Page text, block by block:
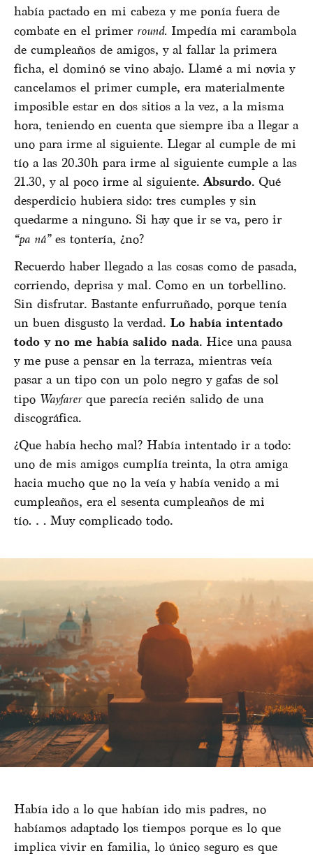
había pactado en mi cabeza y me ponía fuera de
combate en el primer round. Impedía mi carambola
de cumpleaños de amigos, y al fallar la primera
ficha, el dominó se vino abajo. Llamé a mi novia y
cancelamos el primer cumple, era materialmente
imposible estar en dos sitios a la vez, a la misma
hora, teniendo en cuenta que siempre iba a llegar a
uno para irme al siguiente. Llegar al cumple de mi
tío a las 20.30h para irme al siguiente cumple a las
21.30, y al poco irme al siguiente.Absurdo. Qué
desperdicio hubiera sido: tres cumples y sin
quedarme a ninguno. Si hay que ir se va, pero ir
“pa ná”es tontería, ¿no?
Recuerdo haber llegado a las cosas como de pasada,
corriendo, deprisa y mal. Como en un torbellino.
Sin disfrutar. Bastante enfurruñado, porque tenía
un buen disgusto la verdad. Lo había intentado
todo y no me había salido nada. Hice una pausa
y me puse a pensar en la terraza, mientras veía
pasar a un tipo con un polo negro y gafas de sol
tipo Wayfarerque parecía recién salido de una
discográfica.
¿Que había hecho mal? Había intentado ir a todo:
uno de mis amigos cumplía treinta, la otra amiga
hacia mucho que no la veía y había venido a mi
cumpleaños, era el sesenta cumpleaños de mi
tío… Muy complicado todo.
Había ido a lo que habían ido mis padres, no
habíamos adaptado los tiempos porque es lo que
implica vivir en familia, lo único seguro es que